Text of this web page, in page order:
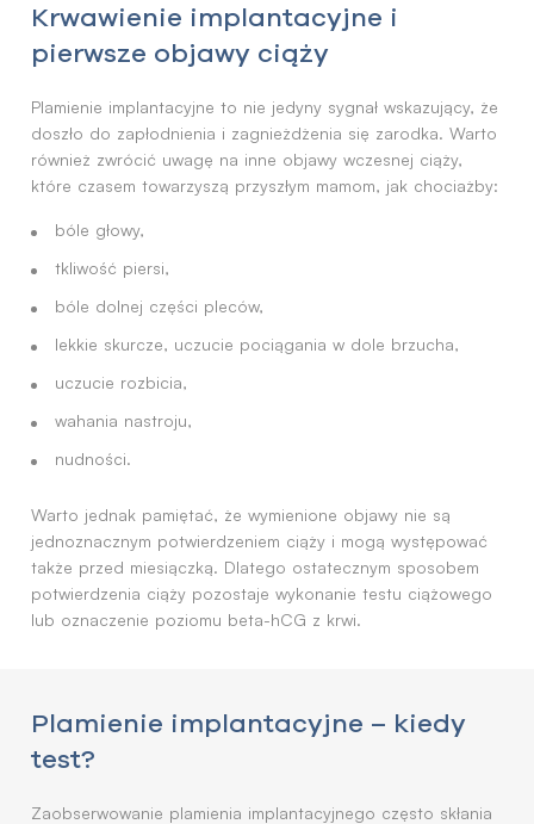
Krwawienie implantacyjne i
pierwsze objawy ciąży
Plamienie implantacyjne to nie jedyny sygnał wskazujący, że
doszło do zapłodnienia i zagnieżdżenia się zarodka. Warto
również zwrócić uwagę na inne objawy wczesnej ciąży,
które czasem towarzyszą przyszłym mamom, jak chociażby:
bóle głowy,
tkliwość piersi,
bóle dolnej części pleców,
lekkie skurcze, uczucie pociągania w dole brzucha,
uczucie rozbicia,
wahania nastroju,
nudności.
Warto jednak pamiętać, że wymienione objawy nie są
jednoznacznym potwierdzeniem ciąży i mogą występować
także przed miesiączką. Dlatego ostatecznym sposobem
potwierdzenia ciąży pozostaje wykonanie testu ciążowego
lub oznaczenie poziomu beta-hCG z krwi.
Plamienie implantacyjne – kiedy
test?
Zaobserwowanie plamienia implantacyjnego często skłania